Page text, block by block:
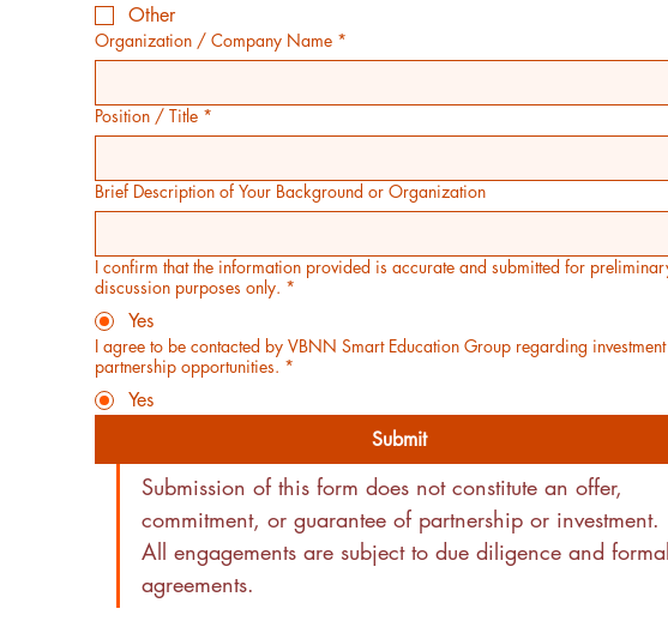
Other
Organization / Company Name *
Position / Title *
Brief Description of Your Background or Organization
I confirm that the information provided is accurate and submitted for
discussion purposes only. *
Yes
I agree to be contacted by VBNN Smart Education Group regarding
partnership opportunities. *
Yes
Submit
Submission of this form does not constitute an offer,
commitment, or guarantee of partnership or investment.
All engagements are subject to due diligence and
agreements.